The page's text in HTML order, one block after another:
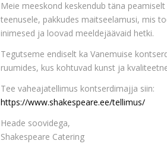
Meie meeskond keskendub täna
teenusele, pakkudes maitseelamusi, mis
inimesed ja loovad meeldejäävaid hetki.
Tegutseme endiselt ka Vanemuise
ruumides, kus kohtuvad kunst ja
Tee vaheajatellimus kontserdimajja siin:
https://www.shakespeare.ee/tellimus/
Heade soovidega,
Shakespeare Catering